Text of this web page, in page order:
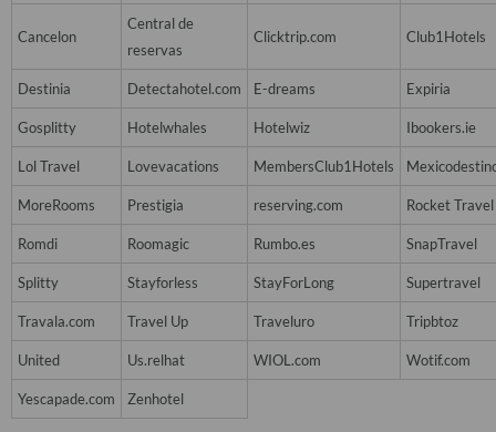
Cancelon
Central de
reservas
Clicktrip.com Club1Hotels
Destinia Detectahotel.com E-dreams Expiria
Gosplitty Hotelwhales Hotelwiz Ibookers.ie
Lol Travel Lovevacations MembersClub1Hotels
MoreRooms Prestigia reserving.com Rocket Travel
Romdi Roomagic Rumbo.es SnapTravel
Splitty Stayforless StayForLong Supertravel
Travala.com Travel Up Traveluro Tripbtoz
United Us.relhat WIOL.com Wotif.com
Yescapade.com Zenhotel